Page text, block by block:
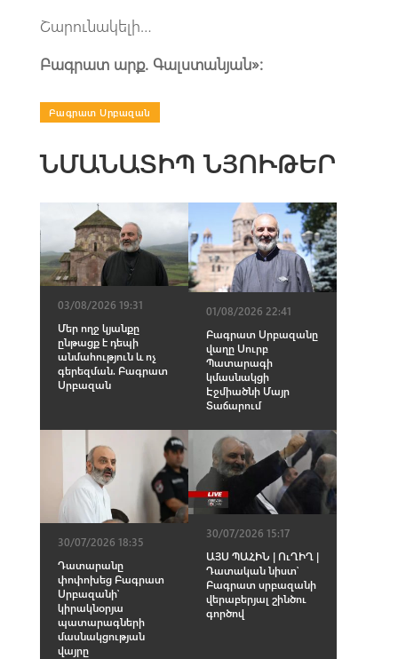
Շարունակելի…
Բագրատ արք. Գալստանյան»։
Բագրատ Սրբազան
ՆՄԱՆԱՏԻՊ ՆՅՈՒԹԵՐ
03/08/2026 19:31
Մեր ողջ կյանքը
ընթացք է դեպի
անմահություն և ոչ
գերեզման. Բագրատ
Սրբազան
01/08/2026 22:41
Բագրատ Սրբազանը
վաղը Սուրբ
Պատարագի
կմասնակցի
Էջմիածնի Մայր
Տաճարում
30/07/2026 18:35
Դատարանը
փոփոխեց Բագրատ
Սրբազանի՝
կիրակնօրյա
պատարագների
մասնակցության
վայրը
30/07/2026 15:17
ԱՅՍ ՊԱՀԻՆ | ՈւՂԻՂ |
Դատական նիստ՝
Բագրատ սրբազանի
վերաբերյալ շինծու
գործով